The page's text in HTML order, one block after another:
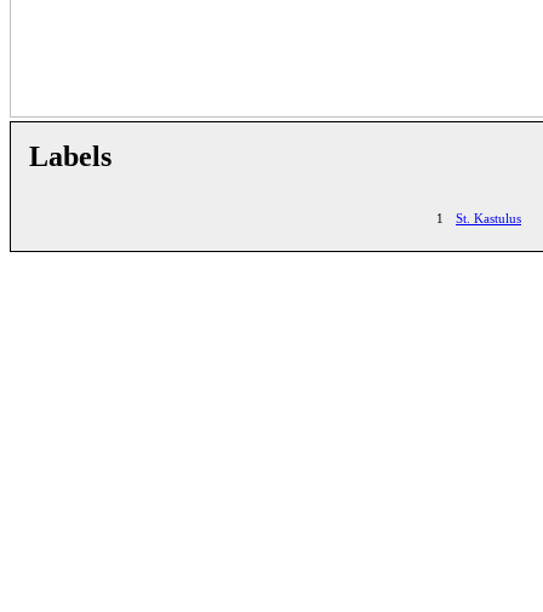
Labels
1 St. Kastulus